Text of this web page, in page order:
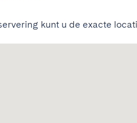
kunt u de exacte